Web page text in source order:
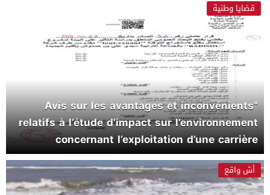
قضايا وطنية
“Avis sur les avantages et inconvénients
relatifs à l’étude d’impact sur l’environnement
concernant l’exploitation d’une carrière
d’extraction de “tout_venant”
أش واقع